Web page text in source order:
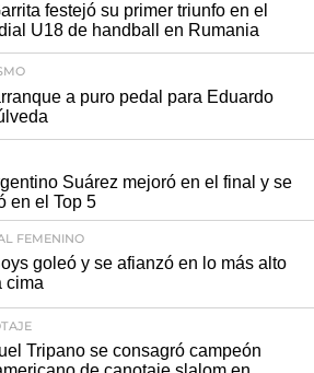
festejó su primer triunfo en el
U18 de handball en Rumania
a puro pedal para Eduardo
Suárez mejoró en el final y se
en el Top 5
FEMENINO
goleó y se afianzó en lo más alto
cima
Tripano se consagró campeón